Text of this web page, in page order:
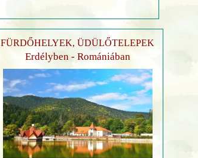
FÜRDŐHELYEK, ÜDÜLŐTELEPEK
Erdélyben - Romániában